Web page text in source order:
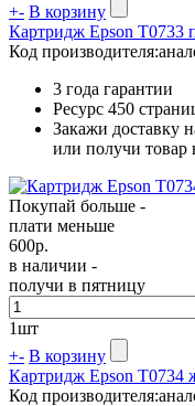
+- В корзину
Картридж Epson T0733
Код производителя:
3 года гарантии
Ресурс 450
Закажи доставку
или получи товар
Покупай больше -
плати меньше
600р.
в наличии -
получи в пятницу
1шт
+- В корзину
Картридж Epson T0734
Код производителя: